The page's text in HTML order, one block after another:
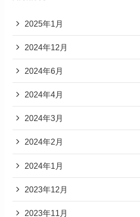
2025年1月
2024年12月
2024年6月
2024年4月
2024年3月
2024年2月
2024年1月
2023年12月
2023年11月